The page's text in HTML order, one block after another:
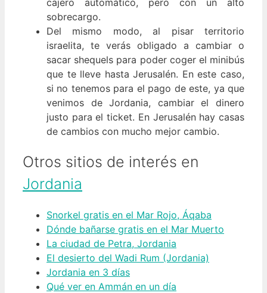
cajero automático, pero con un alto
sobrecargo.
Del mismo modo, al pisar territorio
israelita, te verás obligado a cambiar o
sacar shequels para poder coger el minibús
que te lleve hasta Jerusalén. En este caso,
si no tenemos para el pago de este, ya que
venimos de Jordania, cambiar el dinero
justo para el ticket. En Jerusalén hay casas
de cambios con mucho mejor cambio.
Otros sitios de interés en
Jordania
Snorkel gratis en el Mar Rojo, Áqaba
Dónde bañarse gratis en el Mar Muerto
La ciudad de Petra, Jordania
El desierto del Wadi Rum (Jordania)
Jordania en 3 días
Qué ver en Ammán en un día